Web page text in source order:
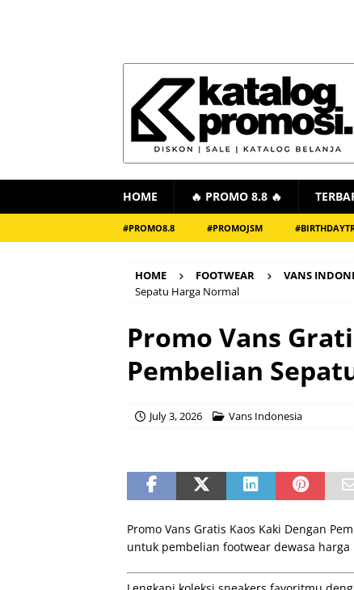
HOME 🔥 PROMO 8.8 🔥
#PROMO8.8 #PROMOJSM
HOME FOOTWEAR VANS
Sepatu Harga Normal
Promo Vans
Pembelian
July 3, 2026 Vans Indonesia
Promo Vans Gratis Kaos Kaki Dengan
untuk pembelian footwear dewasa